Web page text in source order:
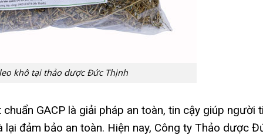
khô tại thảo dược Đức Thịnh
GACP là giải pháp an toàn, tin cậy giúp người
đảm bảo an toàn. Hiện nay, Công ty Thảo dược